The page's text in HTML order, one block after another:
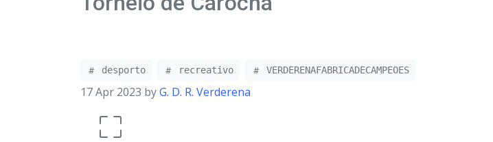
desporto recreativo VERDERENAFABRICADECAMPEOES
17 Apr 2023 byG. D. R. Verderena